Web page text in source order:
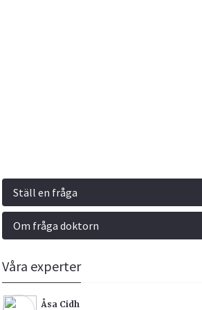
Ställ en fråga
Om fråga doktorn
Våra experter
Åsa Cidh